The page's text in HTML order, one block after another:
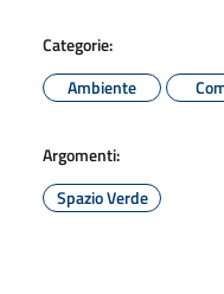
Categorie:
Ambiente
Argomenti:
Spazio Verde